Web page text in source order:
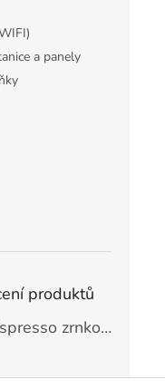
a panely
produktů
Tchibo Barista Espresso zrnková Káva 1kg
5 z 5 hvězdiček.